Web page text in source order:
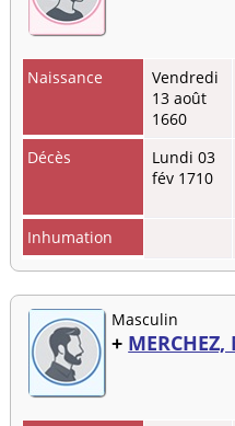
Naissance
Vendredi
13 août
1660
Décès
Lundi 03
fév 1710
Inhumation
Masculin
+